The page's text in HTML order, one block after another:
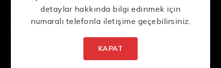
Şarjlı El Aletleri
Şarjlı Led Lambalar
Özel Tasarım El Aletleri
Cırcır Kolları
Batarya ve Adaptörler
detaylar hakkında bilgi edinmek için
numaralı telefonla iletişime geçebilirsiniz.
KAPAT